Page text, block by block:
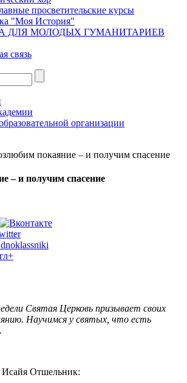
просветительские курсы
"Моя История"
ДЛЯ МОЛОДЫХ ГУМАНИТАРИЕВ
связь
организации
покаяние – и получим спасение
– и получим спасение
Святая Церковь призывает своих
Научимся у святых, что есть
Отшельник: